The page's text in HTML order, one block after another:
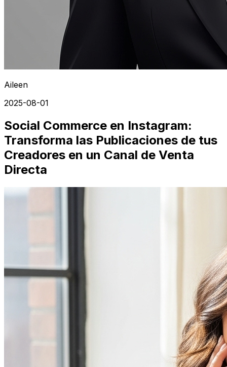
Aileen
2025-08-01
Social Commerce en Instagram:
Transforma las Publicaciones de tus
Creadores en un Canal de Venta
Directa